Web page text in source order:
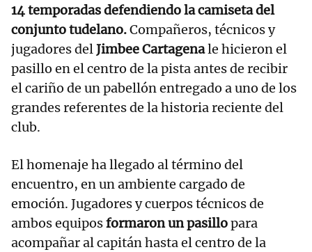
14 temporadas defendiendo la camiseta del
conjunto tudelano.Compañeros, técnicos y
jugadores delJimbee Cartagenale hicieron el
pasillo en el centro de la pista antes de recibir
el cariño de un pabellón entregado a uno de los
grandes referentes de la historia reciente del
club.
El homenaje ha llegado al término del
encuentro, en un ambiente cargado de
emoción. Jugadores y cuerpos técnicos de
ambos equiposformaron un pasillopara
acompañar al capitán hasta el centro de la